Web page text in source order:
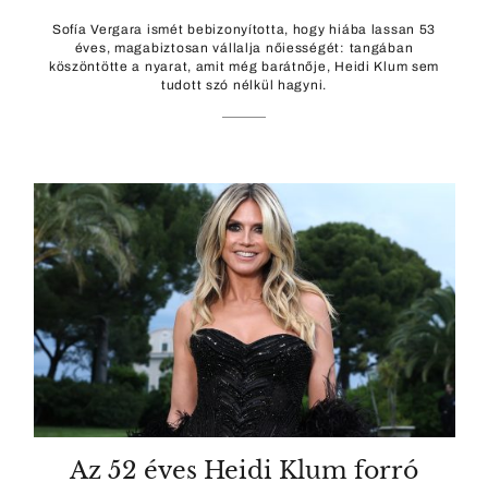
Sofía Vergara ismét bebizonyította, hogy hiába lassan 53
éves, magabiztosan vállalja nőiességét: tangában
köszöntötte a nyarat, amit még barátnője, Heidi Klum sem
tudott szó nélkül hagyni.
Az 52 éves Heidi Klum forró